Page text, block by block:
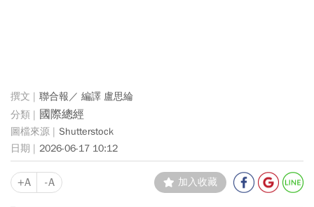
聯合報／ 編譯 盧思綸
國際總經
Shutterstock
2026-06-17 10:12
+A -A 加入收藏